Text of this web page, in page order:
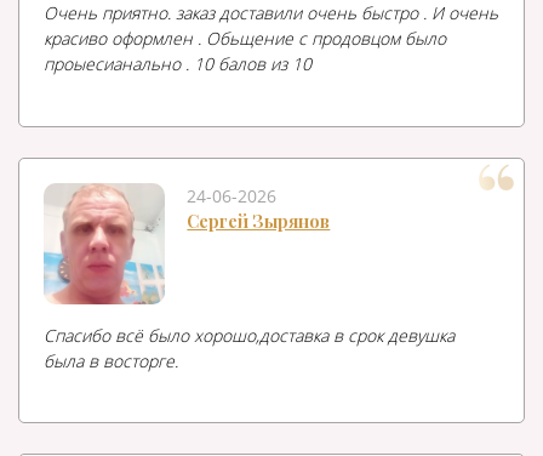
Очень приятно. заказ доставили очень быстро . И очень
красиво оформлен . Обьщение с продовцом было
проыесианально . 10 балов из 10
24-06-2026
Сергей Зырянов
Спасибо всё было хорошо,доставка в срок девушка
была в восторге.